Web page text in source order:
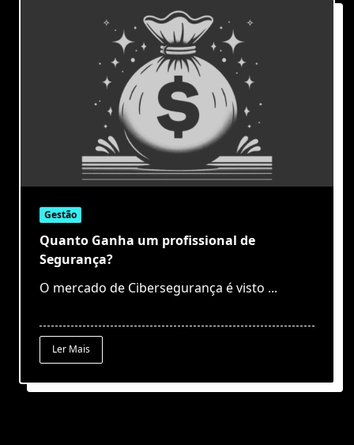
Gestão
Quanto Ganha um profissional de
Segurança?
O mercado de Cibersegurança é visto ...
Ler Mais